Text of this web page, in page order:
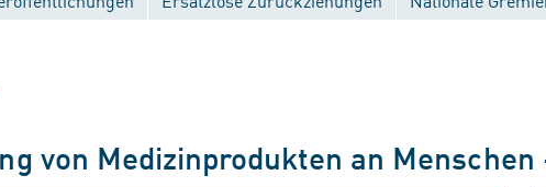
von Medizinprodukten an